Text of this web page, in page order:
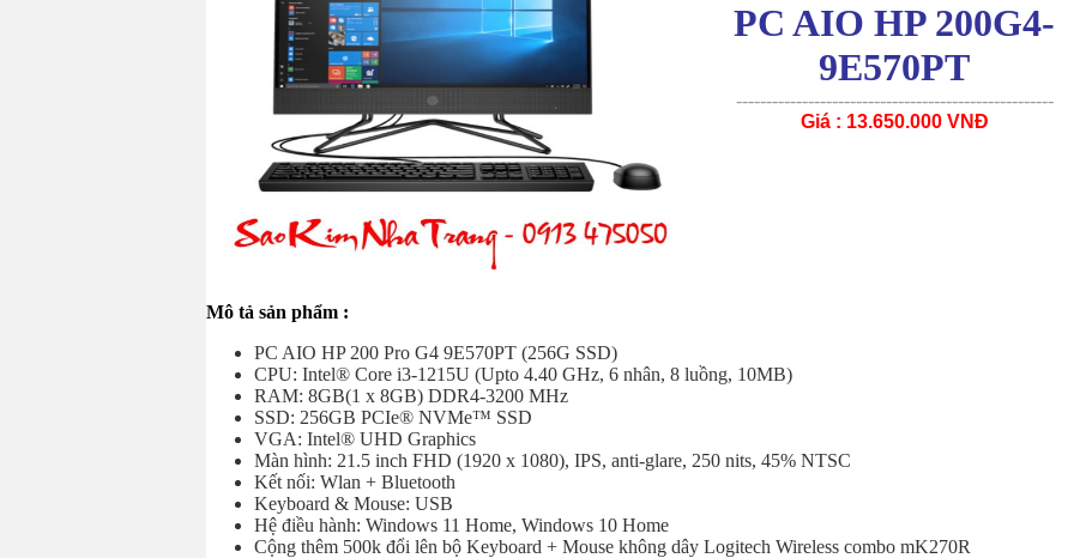
PC AIO HP 200G4-
9E570PT
-----------------------------------------------------
Giá : 13.650.000 VNĐ
Mô tả sản phẩm :
PC AIO HP 200 Pro G4 9E570PT (256G SSD)
CPU: Intel® Core i3-1215U (Upto 4.40 GHz, 6 nhân, 8 luồng, 10MB)
RAM: 8GB(1 x 8GB) DDR4-3200 MHz
SSD: 256GB PCIe® NVMe™ SSD
VGA: Intel® UHD Graphics
Màn hình: 21.5 inch FHD (1920 x 1080), IPS, anti-glare, 250 nits, 45% NTSC
Kết nối: Wlan + Bluetooth
Keyboard & Mouse: USB
Hệ điều hành: Windows 11 Home, Windows 10 Home
Cộng thêm 500k đổi lên bộ Keyboard + Mouse không dây Logitech Wireless combo mK270R